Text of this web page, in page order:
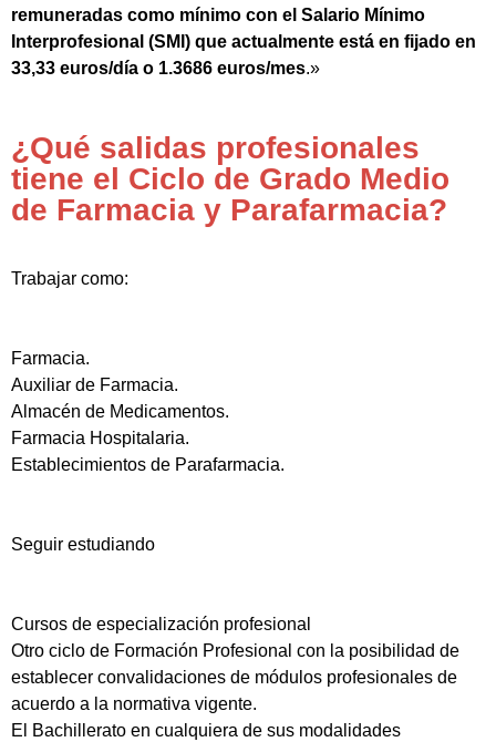
remuneradas como mínimo con el Salario Mínimo
Interprofesional (SMI) que actualmente está en fijado en
33,33 euros/día o 1.3686 euros/mes.»
¿Qué salidas profesionales
tiene el Ciclo de Grado Medio
de Farmacia y Parafarmacia?
Trabajar como:
Farmacia.
Auxiliar de Farmacia.
Almacén de Medicamentos.
Farmacia Hospitalaria.
Establecimientos de Parafarmacia.
Seguir estudiando
Cursos de especialización profesional
Otro ciclo de Formación Profesional con la posibilidad de
establecer convalidaciones de módulos profesionales de
acuerdo a la normativa vigente.
El Bachillerato en cualquiera de sus modalidades